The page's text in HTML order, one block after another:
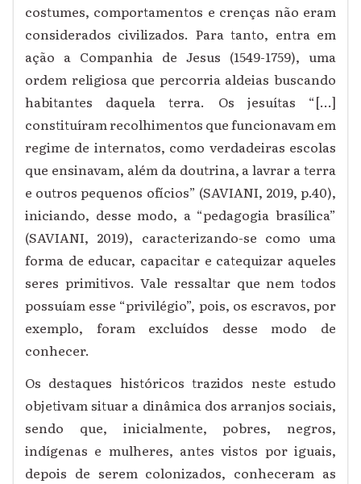
costumes, comportamentos e crenças não eram
considerados civilizados. Para tanto, entra em
ação a Companhia de Jesus (1549-1759), uma
ordem religiosa que percorria aldeias buscando
habitantes daquela terra. Os jesuítas “[...]
constituíram recolhimentos que funcionavam em
regime de internatos, como verdadeiras escolas
que ensinavam, além da doutrina, a lavrar a terra
e outros pequenos ofícios” (SAVIANI, 2019, p.40),
iniciando, desse modo, a “pedagogia brasílica”
(SAVIANI, 2019), caracterizando-se como uma
forma de educar, capacitar e catequizar aqueles
seres primitivos. Vale ressaltar que nem todos
possuíam esse “privilégio”, pois, os escravos, por
exemplo, foram excluídos desse modo de
conhecer.
Os destaques históricos trazidos neste estudo
objetivam situar a dinâmica dos arranjos sociais,
sendo que, inicialmente, pobres, negros,
indígenas e mulheres, antes vistos por iguais,
depois de serem colonizados, conheceram as